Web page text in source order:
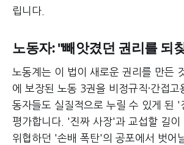
립니다.
노동자: "빼앗겼던 권리를 되
노동계는 이 법이 새로운 권리를 만든
에 보장된 노동 3권을 비정규직·간접고
동자들도 실질적으로 누릴 수 있게 된 '
평가합니다. '진짜 사장'과 교섭할 길이
위협하던 '손배 폭탄'의 공포에서 벗어